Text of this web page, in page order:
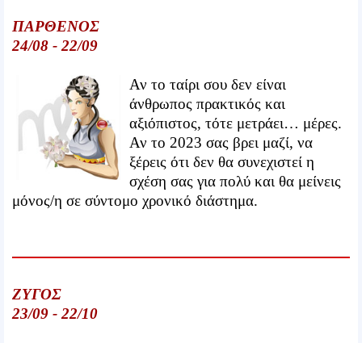
ΠΑΡΘΕΝΟΣ
24/08 - 22/09
Αν το ταίρι σου δεν είναι
άνθρωπος πρακτικός και
αξιόπιστος, τότε μετράει… μέρες.
Αν το 2023 σας βρει μαζί, να
ξέρεις ότι δεν θα συνεχιστεί η
σχέση σας για πολύ και θα μείνεις
μόνος/η σε σύντομο χρονικό διάστημα.
ΖΥΓΟΣ
23/09 - 22/10